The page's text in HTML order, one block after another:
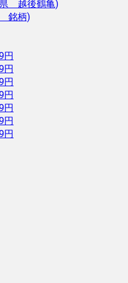
越後鶴亀)
銘柄)
円
円
円
円
円
円
円